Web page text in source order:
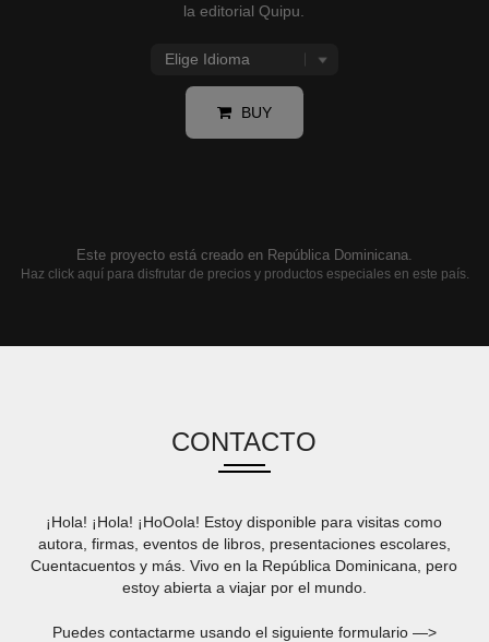
la editorial Quipu.
BUY
Este proyecto está creado en República Dominicana.
Haz click aquí para disfrutar de precios y productos especiales en este país.
CONTACTO
¡Hola! ¡Hola! ¡HoOola! Estoy disponible para visitas como
autora, firmas, eventos de libros, presentaciones escolares,
Cuentacuentos y más. Vivo en la República Dominicana, pero
estoy abierta a viajar por el mundo.
Puedes contactarme usando el siguiente formulario —>